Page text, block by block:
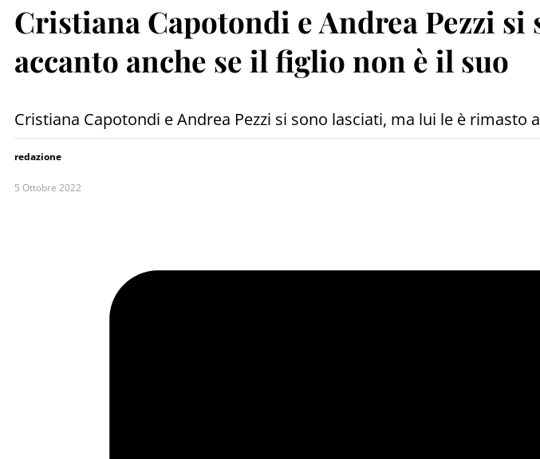
Cristiana Capotondi e Andrea Pezzi
accanto anche se il figlio non è il suo
Cristiana Capotondi e Andrea Pezzi si sono lasciati, ma lui le è
redazione
5 Ottobre 2022